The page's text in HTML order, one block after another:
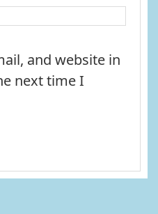
and website in
next time I